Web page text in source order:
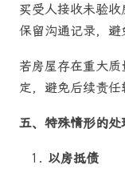
买受人接收未验
保留沟通记录，避
若房屋存在重大
定，避免后续责任
五、特殊情形的处
以房抵债